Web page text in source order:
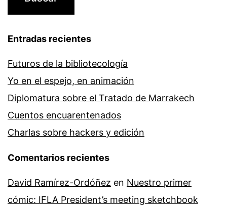
Entradas recientes
Futuros de la bibliotecología
Yo en el espejo, en animación
Diplomatura sobre el Tratado de Marrakech
Cuentos encuarentenados
Charlas sobre hackers y edición
Comentarios recientes
David Ramírez-Ordóñez en Nuestro primer
cómic: IFLA President’s meeting sketchbook